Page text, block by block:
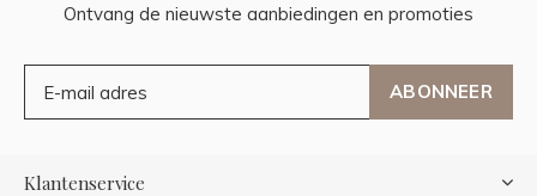
Ontvang de nieuwste aanbiedingen en promoties
ABONNEER
Klantenservice